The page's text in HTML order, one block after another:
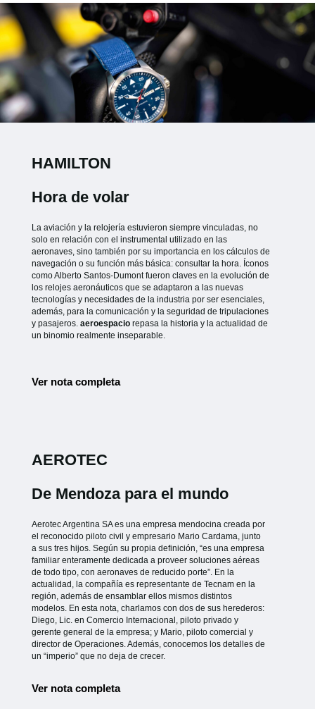
HAMILTON
Hora de volar
La aviación y la relojería estuvieron siempre vinculadas, no
solo en relación con el instrumental utilizado en las
aeronaves, sino también por su importancia en los cálculos de
navegación o su función más básica: consultar la hora. Íconos
como Alberto Santos-Dumont fueron claves en la evolución de
los relojes aeronáuticos que se adaptaron a las nuevas
tecnologías y necesidades de la industria por ser esenciales,
además, para la comunicación y la seguridad de tripulaciones
y pasajeros. aeroespacio repasa la historia y la actualidad de
un binomio realmente inseparable.
Ver nota completa
AEROTEC
De Mendoza para el mundo
Aerotec Argentina SA es una empresa mendocina creada por
el reconocido piloto civil y empresario Mario Cardama, junto
a sus tres hijos. Según su propia definición, “es una empresa
familiar enteramente dedicada a proveer soluciones aéreas
de todo tipo, con aeronaves de reducido porte”. En la
actualidad, la compañía es representante de Tecnam en la
región, además de ensamblar ellos mismos distintos
modelos. En esta nota, charlamos con dos de sus herederos:
Diego, Lic. en Comercio Internacional, piloto privado y
gerente general de la empresa; y Mario, piloto comercial y
director de Operaciones. Además, conocemos los detalles de
un “imperio” que no deja de crecer.
Ver nota completa